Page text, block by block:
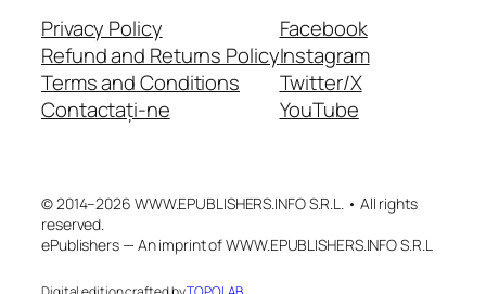
Privacy Policy
Refund and Returns Policy
Terms and Conditions
Contactați-ne
Facebook
Instagram
Twitter/X
YouTube
© 2014–2026 WWW.EPUBLISHERS.INFO S.R.L. • All rights
reserved.
ePublishers — An imprint of WWW.EPUBLISHERS.INFO S.R.L